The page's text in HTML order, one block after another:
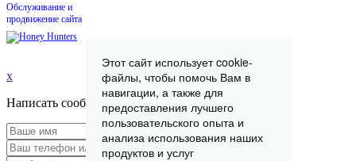
Обслуживание и
продвижение сайта
x
Написать сообщение
Этот сайт использует cookie-
файлы, чтобы помочь Вам в
навигации, а также для
предоставления лучшего
пользовательского опыта и
анализа использования наших
продуктов и услуг